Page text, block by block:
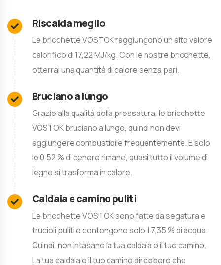
Riscalda meglio
Le bricchette VOSTOK raggiungono un alto valore
calorifico di 17,22 MJ/kg. Con le nostre bricchette,
otterrai una quantità di calore senza pari.
Bruciano a lungo
Grazie alla qualità della pressatura, le bricchette
VOSTOK bruciano a lungo, quindi non devi
aggiungere combustibile frequentemente. E solo
lo 0,52 % di cenere rimane, quasi tutto il volume di
legno si trasforma in calore.
Caldaia e camino puliti
Le bricchette VOSTOK sono fatte da segatura e
trucioli puliti e contengono solo il 7,35 % di acqua.
Quindi, non intasano la tua caldaia o il tuo camino.
La tua caldaia e il tuo camino direbbero che